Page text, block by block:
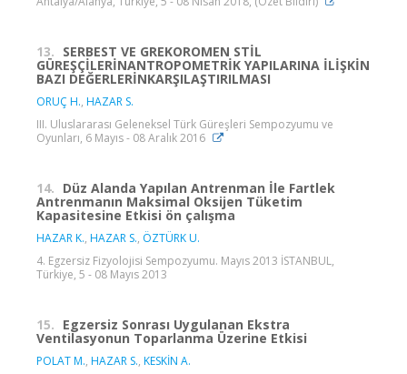
13. SERBEST VE GREKOROMEN STİL
GÜREŞÇİLERİNANTROPOMETRİK YAPILARINA İLİŞKİN
BAZI DEĞERLERİNKARŞILAŞTIRILMASI
ORUÇ H., HAZAR S.
III. Uluslararası Geleneksel Türk Güreşleri Sempozyumu ve
Oyunları, 6 Mayıs - 08 Aralık 2016
14. Düz Alanda Yapılan Antrenman İle Fartlek
Antrenmanın Maksimal Oksijen Tüketim
Kapasitesine Etkisi ön çalışma
HAZAR K., HAZAR S., ÖZTÜRK U.
4. Egzersiz Fizyolojisi Sempozyumu. Mayıs 2013 İSTANBUL,
Türkiye, 5 - 08 Mayıs 2013
15. Egzersiz Sonrası Uygulanan Ekstra
Ventilasyonun Toparlanma Üzerine Etkisi
POLAT M., HAZAR S., KESKİN A.